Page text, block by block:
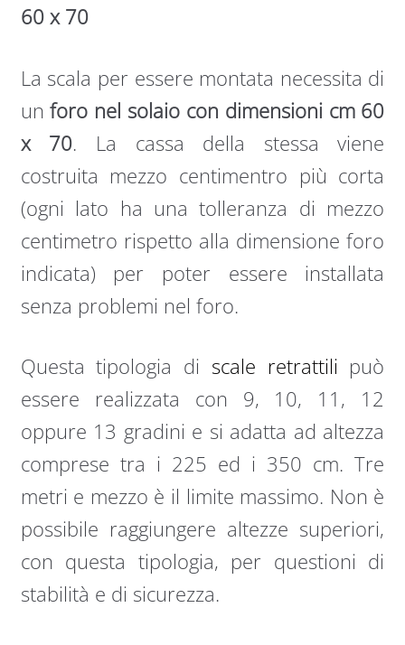
60 x 70
La scala per essere montata necessita di
unforo nel solaio con dimensioni cm 60
x 70. La cassa della stessa viene
costruita mezzo centimentro più corta
(ogni lato ha una tolleranza di mezzo
centimetro rispetto alla dimensione foro
indicata) per poter essere installata
senza problemi nel foro.
Questa tipologia di scale retrattili può
essere realizzata con 9, 10, 11, 12
oppure 13 gradini e si adatta ad altezza
comprese tra i 225 ed i 350 cm. Tre
metri e mezzo è il limite massimo. Non è
possibile raggiungere altezze superiori,
con questa tipologia, per questioni di
stabilità e di sicurezza.